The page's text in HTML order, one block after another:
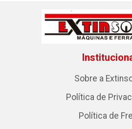
Sobre a
Política de
Política de